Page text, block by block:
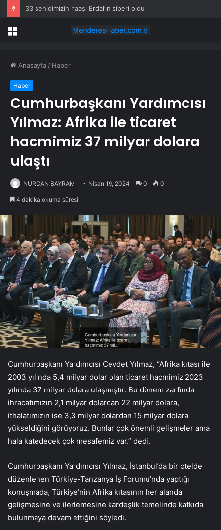
33 şehidimizin naaşı Erdal’ın siperi oldu
Menü
Anasayfa / Haber
Haber
Cumhurbaşkanı Yardımcısı
Yılmaz: Afrika ile ticaret
hacmimiz 37 milyar dolara
ulaştı
NURCAN BAYRAM Nisan 19, 2024 0 0
4 dakika okuma süresi
Cumhurbaşkanı Yardımcısı Cevdet Yılmaz, “Afrika kıtası ile
2003 yılında 5,4 milyar dolar olan ticaret hacmimiz 2023
yılında 37 milyar dolara ulaşmıştır. Bu dönem zarfında
ihracatımızın 2,1 milyar dolardan 22 milyar dolara,
ithalatımızın ise 3,3 milyar dolardan 15 milyar dolara
yükseldiğini görüyoruz. Bunlar çok önemli gelişmeler ama
hala katedecek çok mesafemiz var.” dedi.
Cumhurbaşkanı Yardımcısı Yılmaz, İstanbul’da bir otelde
düzenlenen Türkiye-Tanzanya İş Forumu’nda yaptığı
konuşmada, Türkiye’nin Afrika kıtasının her alanda
gelişmesine ve ilerlemesine kardeşlik temelinde katkıda
bulunmaya devam ettiğini söyledi.